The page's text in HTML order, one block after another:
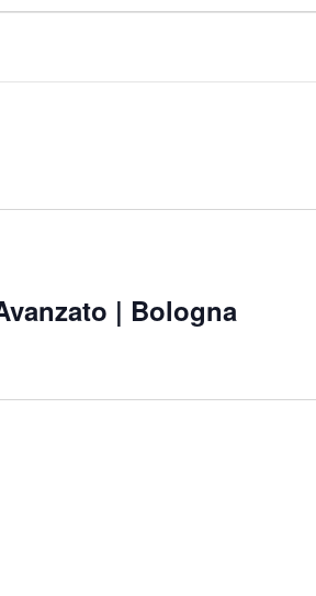
| Bologna